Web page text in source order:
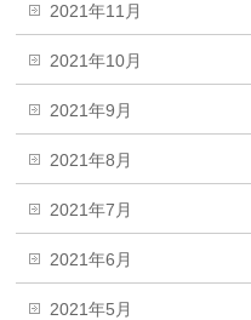
2021年11月
2021年10月
2021年9月
2021年8月
2021年7月
2021年6月
2021年5月